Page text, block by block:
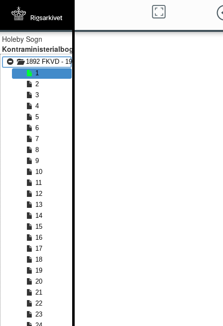
Holeby Sogn
Kontraministerialbog
1892 FKVD - 1913 FKVD
1
2
3
4
5
6
7
8
9
10
11
12
13
14
15
16
17
18
19
20
21
22
23